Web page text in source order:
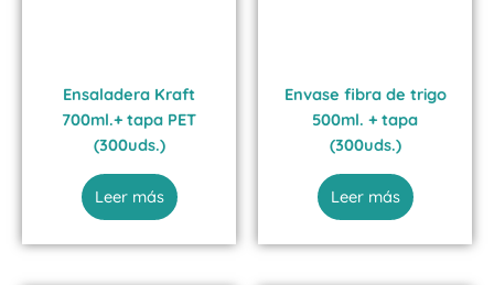
Ensaladera Kraft
700ml.+ tapa PET
(300uds.)
Leer más
Envase fibra de trigo
500ml. + tapa
(300uds.)
Leer más